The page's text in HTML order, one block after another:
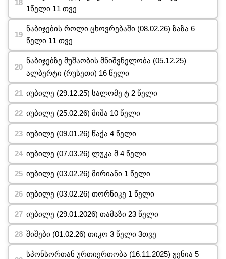
1წელი 11 თვე
ნაბიჯების როლი ცხოვრებაში (08.02.26) ზაზა 6
წელი 11 თვე
ნაბიჯებზე მუშაობის მნიშვნელობა (05.12.25)
ალბერტი (რუსეთი) 16 წელი
იუბილე (29.12.25) სალომე ტ 2 წელი
იუბილე (25.02.26) მიშა 10 წელი
იუბილე (09.01.26) წაქა 4 წელი
იუბილე (07.03.26) ლუკა მ 4 წელი
იუბილე (03.02.26) მირიანი 1 წელი
იუბილე (03.02.26) თორნიკე 1 წელი
იუბილე (29.01.2026) თამაზი 23 წელი
შიშები (01.02.26) თიკო 3 წელი 3თვე
სპონსორთან ურთიერთობა (16.11.2025) ჟენია 5